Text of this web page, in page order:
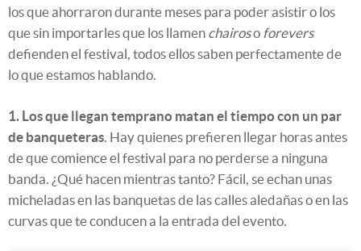
los que ahorraron durante meses para poder asistir o los
que sin importarles que los llamen chairoso forevers
defienden el festival, todos ellos saben perfectamente de
lo que estamos hablando.
1. Los que llegan temprano matan el tiempo con un par
de banqueteras. Hay quienes prefieren llegar horas antes
de que comience el festival para no perderse a ninguna
banda. ¿Qué hacen mientras tanto? Fácil, se echan unas
micheladas en las banquetas de las calles aledañas o en las
curvas que te conducen a la entrada del evento.